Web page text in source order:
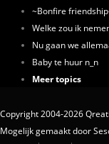
~Bonfire
Welke zou ik
Nu gaan we
Baby te huur n_n
Meer topics
Copyright 2004-2026
Mogelijk gemaakt door